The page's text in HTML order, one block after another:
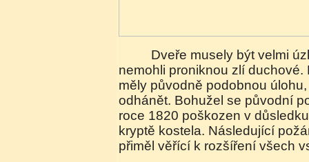
Dveře musely být velmi úzké, aby do kostela
nemohli proniknou zlí duchové.
měly původně podobnou
odhánět. Bohužel se původní
roce 1820 poškozen v
kryptě kostela. Následující
přiměl věřící k rozšíření všech